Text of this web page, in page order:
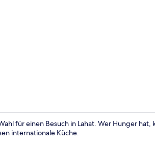
für einen Besuch in Lahat. Wer Hunger hat,
internationale Küche.